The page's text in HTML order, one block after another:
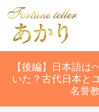
content
【後編】日本語は
いた？古代日本と
名誉